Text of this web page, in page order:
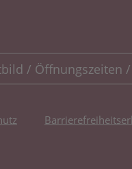
/ Öffnungszeiten